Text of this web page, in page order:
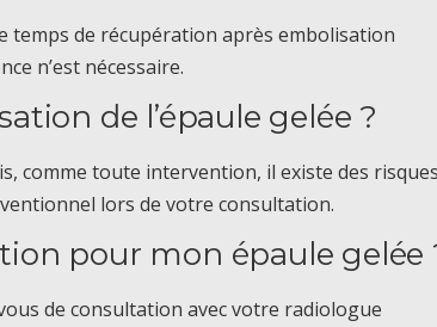
temps de récupération après embolisation
n’est nécessaire.
de l’épaule gelée ?
comme toute intervention, il existe des
lors de votre consultation.
pour mon épaule gelée
de consultation avec votre radiologue